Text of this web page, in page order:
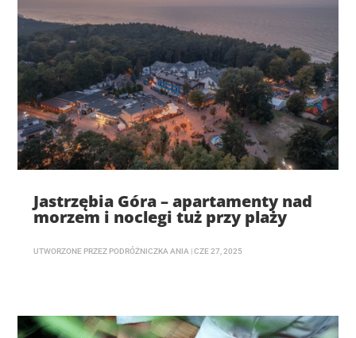
Jastrzębia Góra – apartamenty nad
morzem i noclegi tuż przy plaży
UTWORZONE PRZEZ PODRÓŻNICZKA ANIA |CZE 27, 2025